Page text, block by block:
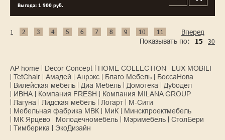
Выгода: 1 900 руб.
1 2 3 4 5 6 7 8 9 10 11
Вперед
Показывать по:
15 30
AP home Decor Concept HOME COLLECTION
LUX MOBILI
TetChair
Амадей Анрэкс Благо Мебель
БоссаНова
Вилейская мебель
Диа Мебель Домотека
Дубодел
ИВНА
Компания FRESH
Компания MILANA GROUP
Лагуна
Лидская мебель Логарт
М-Сити
Мебельная фабрика МВК
МиК
Минскпроектмебель
МК Ярцево
Молодечномебель Мэримебель
СтолБери
Тимберика
ЭкоДизайн